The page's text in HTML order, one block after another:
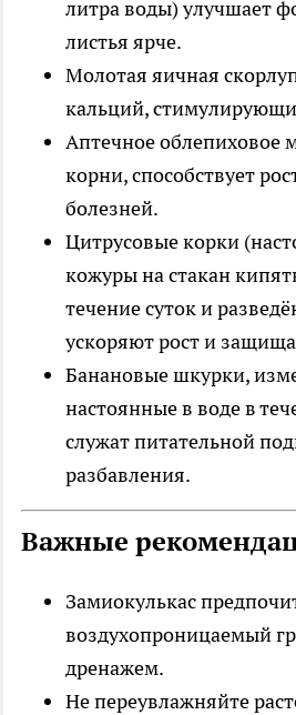
литра воды) улучшает
листья ярче.
Молотая яичная
кальций,
Аптечное облепиховое
корни, способствует
болезней.
Цитрусовые корки
кожуры на стакан
течение суток и
ускоряют рост и
Банановые шкурки,
настоянные в воде в
служат питательной
разбавления.
Важные
Замиокулькас
воздухопроницаемый
дренажем.
Не переувлажняйте